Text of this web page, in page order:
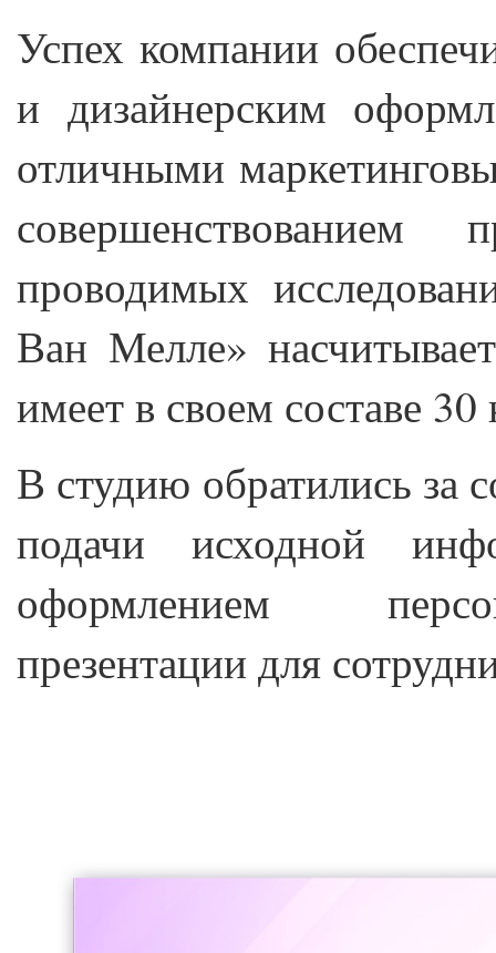
Успех компании
и дизайнерским
отличными
проводимых
Ван Мелле»
имеет в своем составе
В студию обратились за
подачи исходной
оформлением
презентации для